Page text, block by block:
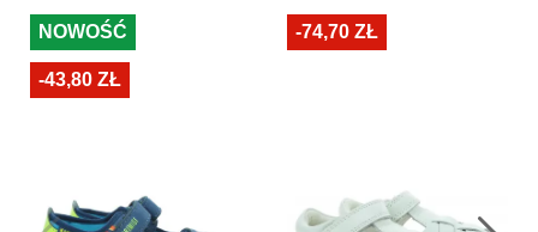
NOWOŚĆ
-43,80 ZŁ
-74,70 ZŁ